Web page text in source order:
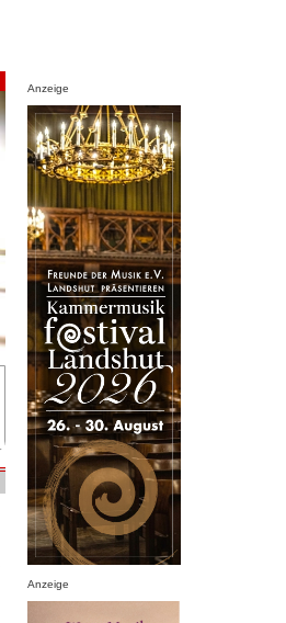
Anzeige
Anzeige